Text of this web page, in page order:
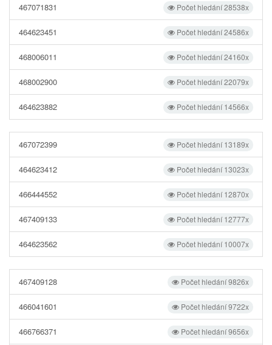
Počet hledání 28538x
467071831
Počet hledání 24586x
464623451
Počet hledání 24160x
468006011
Počet hledání 22079x
468002900
Počet hledání 14566x
464623882
Počet hledání 13189x
467072399
Počet hledání 13023x
464623412
Počet hledání 12870x
466444552
Počet hledání 12777x
467409133
Počet hledání 10007x
464623562
Počet hledání 9826x
467409128
Počet hledání 9722x
466041601
Počet hledání 9656x
466766371